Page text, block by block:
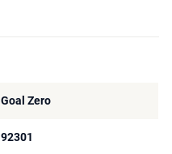
Goal Zero
92301